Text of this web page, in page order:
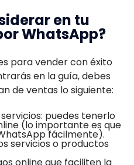
en tu
WhatsApp?
para vender con éxito
en la guía, debes
de ventas lo siguiente:
puedes tenerlo
(lo importante es que
fácilmente).
servicios o productos